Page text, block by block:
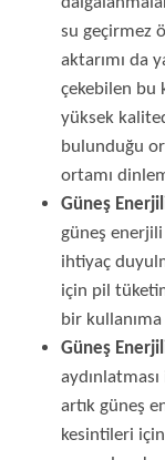
su geçirmez
aktarımı da
çekebilen bu
yüksek
bulunduğu
ortamı
Güneş
güneş
ihtiyaç
için pil
bir
Güneş
artık güneş
kesintileri